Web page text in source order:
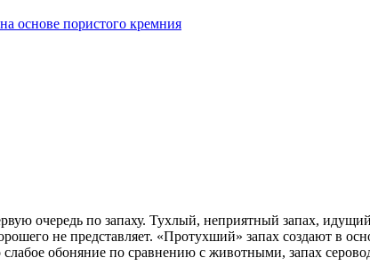
основе пористого кремния
очередь по запаху. Тухлый, неприятный запах,
не представляет. «Протухший» запах создают в
обоняние по сравнению с животными, запах